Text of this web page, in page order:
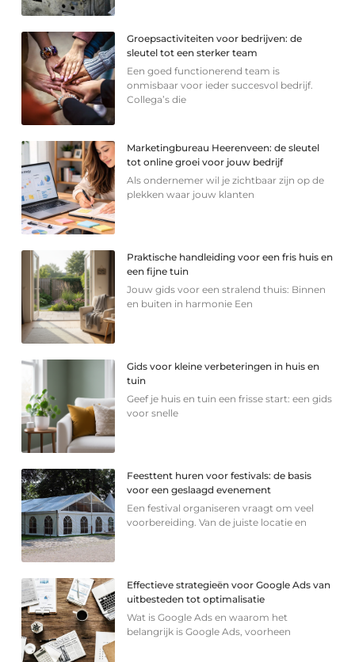
Groepsactiviteiten voor bedrijven: de
sleutel tot een sterker team
Een goed functionerend team is
onmisbaar voor ieder succesvol bedrijf.
Collega’s die
Marketingbureau Heerenveen: de sleutel
tot online groei voor jouw bedrijf
Als ondernemer wil je zichtbaar zijn op de
plekken waar jouw klanten
Praktische handleiding voor een fris huis en
een fijne tuin
Jouw gids voor een stralend thuis: Binnen
en buiten in harmonie Een
Gids voor kleine verbeteringen in huis en
tuin
Geef je huis en tuin een frisse start: een gids
voor snelle
Feesttent huren voor festivals: de basis
voor een geslaagd evenement
Een festival organiseren vraagt om veel
voorbereiding. Van de juiste locatie en
Effectieve strategieën voor Google Ads van
uitbesteden tot optimalisatie
Wat is Google Ads en waarom het
belangrijk is Google Ads, voorheen